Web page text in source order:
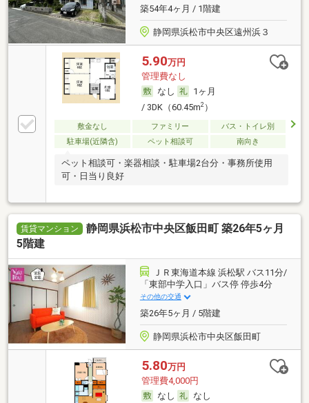
築54年4ヶ月 / 1階建
静岡県浜松市中央区遠州浜３
5.90万円
管理費なし
なし
1ヶ月
/ 3DK（60.45m2）
敷金なし ファミリー
バス・トイレ別
駐車場(近隣含)
ペット相談可 南向き
ペット相談可・楽器相談・駐車場2台分・事務所使用
可・日当り良好
賃貸マンション
静岡県浜松市中央区飯田町 築26年5ヶ月
5階建
ＪＲ東海道本線 浜松駅 バス11分/
「東部中学入口」バス停 停歩4分
その他の交通
築26年5ヶ月 / 5階建
静岡県浜松市中央区飯田町
5.80万円
管理費4,000円
なし
なし